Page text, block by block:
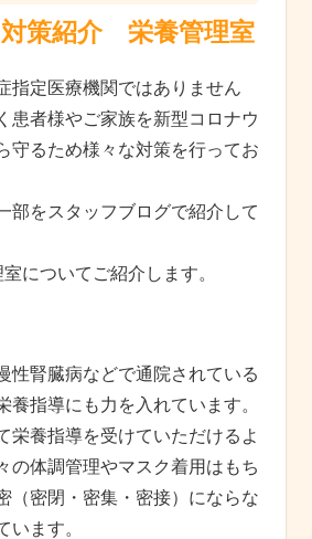
策紹介 栄養管理室
指定医療機関ではありません
患者様やご家族を新型コロナウ
守るため様々な対策を行ってお
部をスタッフブログで紹介して
についてご紹介します。
性腎臓病などで通院されている
養指導にも力を入れています。
栄養指導を受けていただけるよ
の体調管理やマスク着用はもち
（密閉・密集・密接）にならな
います。